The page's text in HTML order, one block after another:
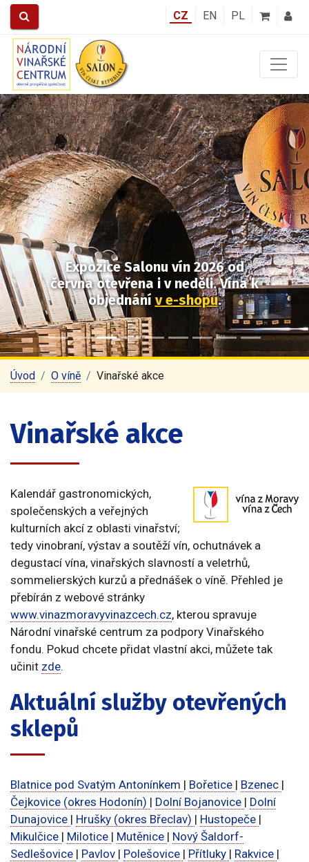
CZ EN PL
Expozice Salonu vín 2026od
června otevřena i v neděli.Vína k
objednání v e-shopu.
Předchozí Další
Úvod O víně Vinařské akce
Vinařské akce
Kalendář gastronomických,
společenských a veřejných
kulturních akcí z oblasti vinařství;
tedy vinobraní, výstav a soutěží vín, ochutnávek a
degustací vína, vinařských slavností a veletrhů,
sommelierských kurzů a přednášek o víně. Přehled je
přebírán z webové stránky
www.vinazmoravyvinazcech.cz, kterou spravuje
Národní vinařské centrum za podpory Vinařského
fondu. Pokud chcete přidat vlastní akci, můžete tak
učinit zde.
Aktuální služby otevřených
sklepů
Blatnice pod Svatým Antonínkem | Bořetice | Bzenec |
Čejkovice (okres Hodonín) | Dolní Bojanovice | Dolní
Dunajovice | Hrušky (okres Břeclav) | Hustopeče |
Mikulčice | Milotice | Mutěnice | Nový Šaldorf-
Sedlešovice | Pavlov | Polešovice | Přítluky | Rakvice |